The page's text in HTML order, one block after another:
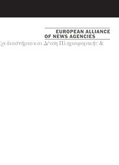
και Δ/νση Πληροφορικής &